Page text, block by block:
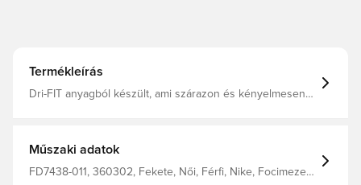
Termékleírás
Dri-FIT anyagból készült, ami szárazon és kényelmesen
Műszaki adatok
FD7438-011, 360302, Fekete, Női, Férfi, Nike, Focimezek,